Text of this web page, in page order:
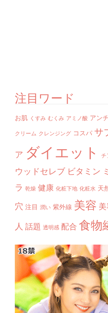
注目ワード
お肌 くすみ むくみ アミノ酸 アン
クリーム クレンジング コスパ サ
ア ダイエット チ
ウッドセレブ ビタミン
ラ 乾燥 健康 化粧下地 化粧水 天
穴 注目 潤い 紫外線 美容
人 話題 透明感 配合 食物